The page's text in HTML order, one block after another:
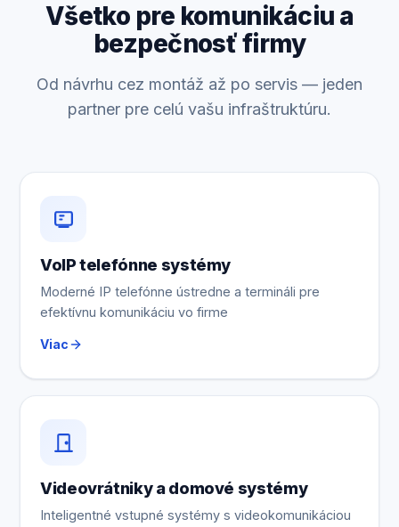
Všetko pre komunikáciu a
bezpečnosť firmy
Od návrhu cez montáž až po servis — jeden
partner pre celú vašu infraštruktúru.
VoIP telefónne systémy
Moderné IP telefónne ústredne a termináli pre
efektívnu komunikáciu vo firme
Viac
Videovrátniky a domové systémy
Inteligentné vstupné systémy s videokomunikáciou